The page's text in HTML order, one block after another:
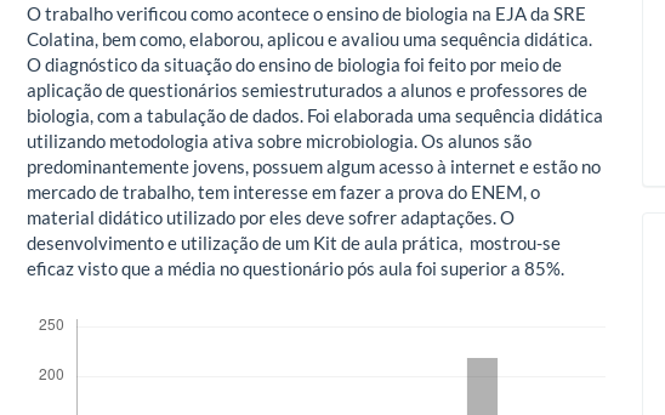
O trabalho verificou como acontece o ensino de biologia na EJA da SRE
Colatina, bem como, elaborou, aplicou e avaliou uma sequência didática.
O diagnóstico da situação do ensino de biologia foi feito por meio de
aplicação de questionários semiestruturados a alunos e professores de
biologia, com a tabulação de dados. Foi elaborada uma sequência didática
utilizando metodologia ativa sobre microbiologia. Os alunos são
predominantemente jovens, possuem algum acesso à internet e estão no
mercado de trabalho, tem interesse em fazer a prova do ENEM, o
material didático utilizado por eles deve sofrer adaptações. O
desenvolvimento e utilização de um Kit de aula prática, mostrou-se
eficaz visto que a média no questionário pós aula foi superior a 85%.